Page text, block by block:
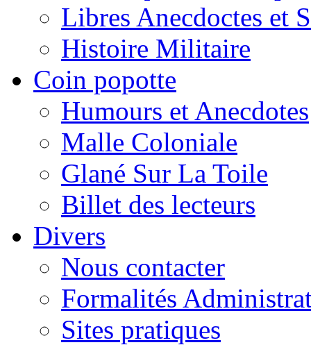
Libres Anecdoctes et
Histoire Militaire
Coin popotte
Humours et Anecdotes
Malle Coloniale
Glané Sur La Toile
Billet des lecteurs
Divers
Nous contacter
Formalités
Sites pratiques